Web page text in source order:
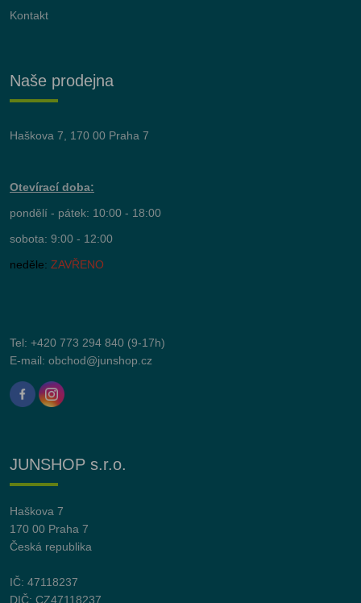
Kontakt
Naše prodejna
Haškova 7, 170 00 Praha 7
Otevírací doba:
pondělí - pátek: 10:00 - 18:00
sobota: 9:00 - 12:00
neděle: ZAVŘENO
Tel: +420 773 294 840 (9-17h)
E-mail: obchod@junshop.cz
JUNSHOP s.r.o.
Haškova 7
170 00 Praha 7
Česká republika
IČ: 47118237
DIČ: CZ47118237